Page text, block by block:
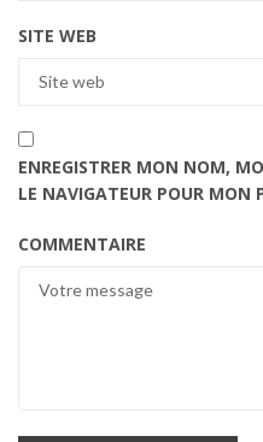
SITE WEB
ENREGISTRER MON NOM,
LE NAVIGATEUR POUR MON
COMMENTAIRE